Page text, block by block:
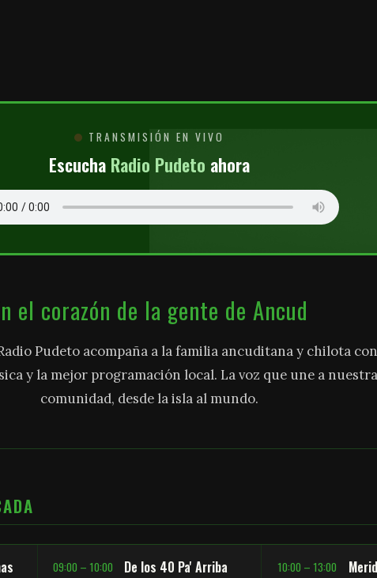
TRANSMISIÓN EN VIVO
Escucha Radio Pudeto ahora
el corazón de la gente de Ancud
Pudeto acompaña a la familia ancuditana y chilota con
y la mejor programación local. La voz que une a nuestra
comunidad, desde la isla al mundo.
09:00 – 10:00 De los 40 Pa' Arriba 10:00 – 13:00